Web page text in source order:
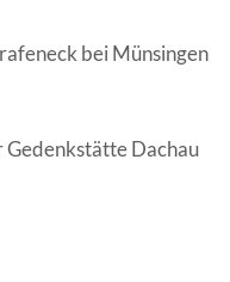
bei Münsingen
Gedenkstätte Dachau